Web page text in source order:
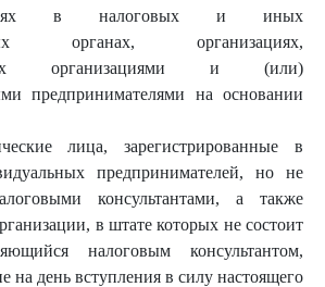
в налоговых и иных
органах, организациях,
организациями и (или)
предпринимателями на основании
лица, зарегистрированные в
предпринимателей, но не
консультантами, а также
в штате которых не состоит
налоговым консультантом,
на день вступления в силу настоящего